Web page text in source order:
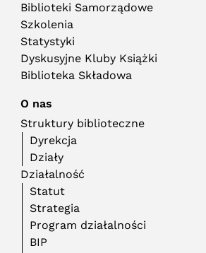
Biblioteki Samorządowe
Szkolenia
Statystyki
Dyskusyjne Kluby Książki
Biblioteka Składowa
O nas
Struktury biblioteczne
Dyrekcja
Działy
Działalność
Statut
Strategia
Program działalności
BIP